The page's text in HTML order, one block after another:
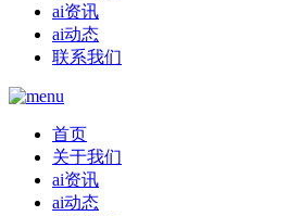
ai资讯
ai动态
联系我们
首页
关于我们
ai资讯
ai动态